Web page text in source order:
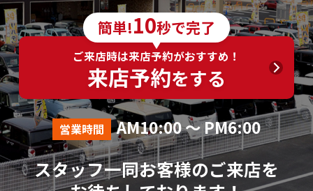
簡単!10秒で完了
ご来店時は来店予約がおすすめ！
来店予約をする
営業時間 AM10:00 ～ PM6:00
スタッフ一同お客様のご来店を